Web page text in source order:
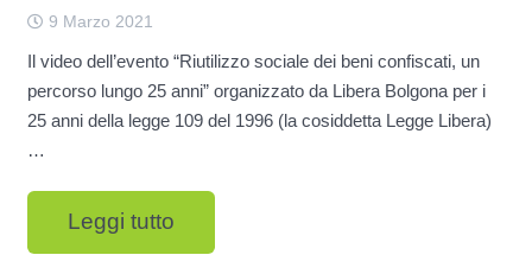
9 Marzo 2021
Il video dell’evento “Riutilizzo sociale dei beni confiscati, un
percorso lungo 25 anni” organizzato da Libera Bolgona per i
25 anni della legge 109 del 1996 (la cosiddetta Legge Libera)
…
Leggi tutto